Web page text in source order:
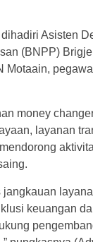
Asisten
(BNPP)
Motaain,
money
layanan
jangkauan
keuangan